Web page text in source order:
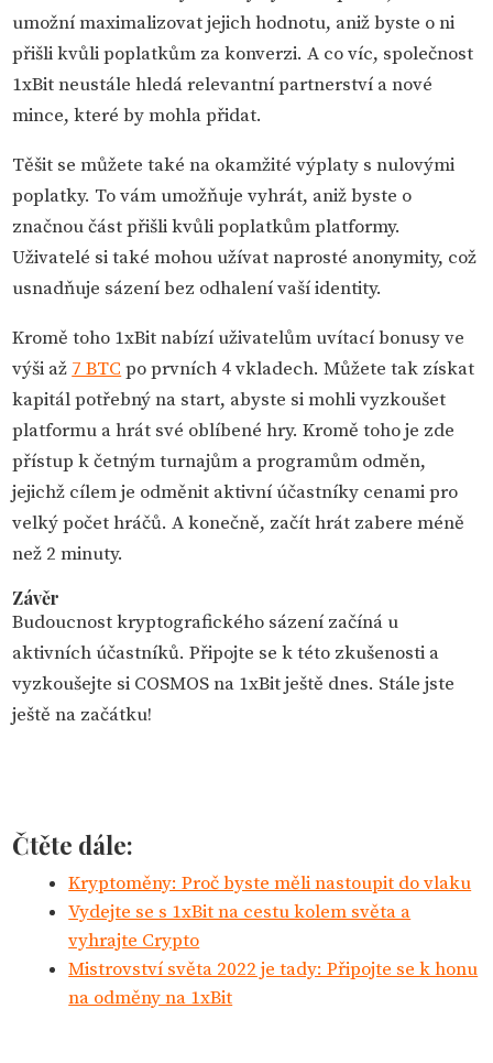
umožní maximalizovat jejich hodnotu, aniž byste o ni
přišli kvůli poplatkům za konverzi. A co víc, společnost
1xBit neustále hledá relevantní partnerství a nové
mince, které by mohla přidat.
Těšit se můžete také na okamžité výplaty s nulovými
poplatky. To vám umožňuje vyhrát, aniž byste o
značnou část přišli kvůli poplatkům platformy.
Uživatelé si také mohou užívat naprosté anonymity, což
usnadňuje sázení bez odhalení vaší identity.
Kromě toho 1xBit nabízí uživatelům uvítací bonusy ve
výši až 7 BTC po prvních 4 vkladech. Můžete tak získat
kapitál potřebný na start, abyste si mohli vyzkoušet
platformu a hrát své oblíbené hry. Kromě toho je zde
přístup k četným turnajům a programům odměn,
jejichž cílem je odměnit aktivní účastníky cenami pro
velký počet hráčů. A konečně, začít hrát zabere méně
než 2 minuty.
Závěr
Budoucnost kryptografického sázení začíná u
aktivních účastníků. Připojte se k této zkušenosti a
vyzkoušejte si COSMOS na 1xBit ještě dnes. Stále jste
ještě na začátku!
Čtěte dále:
Kryptoměny: Proč byste měli nastoupit do vlaku
Vydejte se s 1xBit na cestu kolem světa a
vyhrajte Crypto
Mistrovství světa 2022 je tady: Připojte se k honu
na odměny na 1xBit